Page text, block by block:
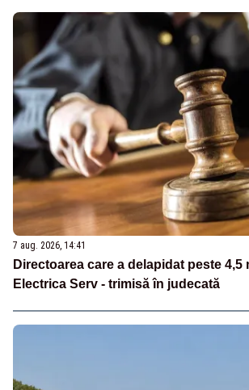
7 aug. 2026, 14:41
Directoarea care a delapidat peste 4,5
Electrica Serv - trimisă în judecată